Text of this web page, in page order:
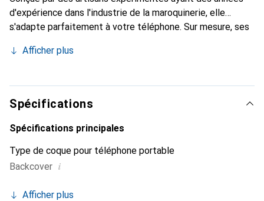
d'expérience dans l'industrie de la maroquinerie, elle
s'adapte parfaitement à votre téléphone. Sur mesure, ses
peau. Elle devient un accessoire chic et indispensable pour
ses produits de haute qualité, la marque Noreve est un
choix fiable pour une clientèle exigeante.
Afficher plus
Spécifications
Spécifications principales
Type de coque pour téléphone portable
Backcover i
Afficher plus